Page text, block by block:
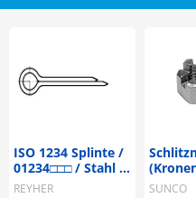
ISO 1234 Splinte /
01234□□□ / Stahl /
verzinkt
REYHER SUNCO